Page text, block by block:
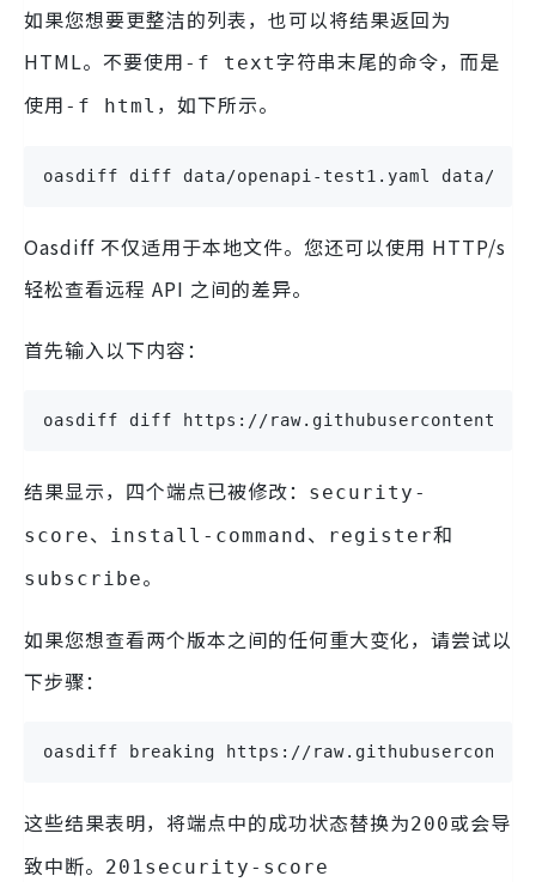
如果您想要更整洁的列表，也可以将结果返回为
HTML。不要使用 -f text字符串末尾的命令，而是
使用 -f html ，如下所示。
oasdiff diff data/openapi-test1.yaml data/
Oasdiff 不仅适用于本地文件。您还可以使用 HTTP/s
轻松查看远程 API 之间的差异。
首先输入以下内容：
oasdiff diff https://
结果显示，四个端点已被修改：
security-
score、 install-command 、 register和
subscribe。
如果您想查看两个版本之间的任何重大变化，请尝试以
下步骤：
oasdiff breaking https://
这些结果表明，将端点中的成功状态替换为200或会导
致中断。
201security-score